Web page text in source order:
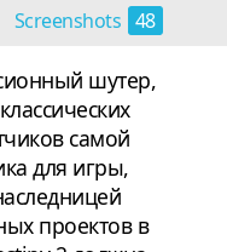
Screenshots 48
шутер,
самой
для игры,
проектов в